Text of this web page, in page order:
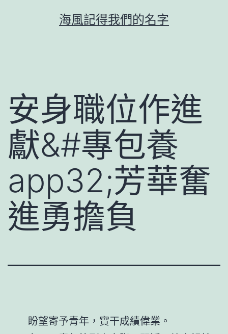
海風記得我們的名字
安身職位作進
獻&#專包養
app32;芳華奮
進勇擔負
盼望寄予青年，實干成績偉業。